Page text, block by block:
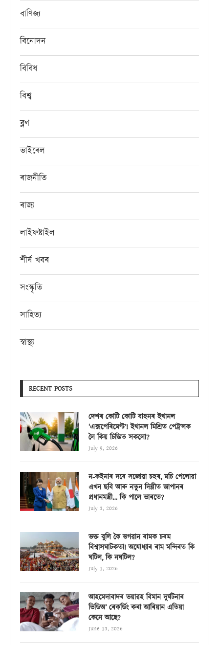
বাণিজ্য
বিনোদন
বিবিধ
বিশ্ব
ব্লগ
ভাইৰেল
ৰাজনীতি
ৰাজ্য
লাইফষ্টাইল
শীৰ্ষ খবৰ
সংস্কৃতি
সাহিত্য
স্বাস্থ্য
RECENT POSTS
দেশৰ কোটি কোটি বাহনৰ ইথানল
‘এক্সপেৰিমেণ্ট’! ইথানল মিশ্ৰিত পেট্ৰ’লক
লৈ কিয় চিন্তিত সকলো?
July 9, 2026
ন-কইনাৰ দৰে সজোৱা চহৰ, মচি পেলোৱা
এখন ছবি আৰু নতুন দিল্লীত জাপানৰ
প্ৰধানমন্ত্ৰী… কি পালে ভাৰতে?
July 3, 2026
ভক্ত বুলি কৈ ভগৱান ৰামক চৰম
বিশ্বাসঘাটকতা! অযোধ্যাৰ ৰাম মন্দিৰত কি
ঘটিল, কি নঘটিল?
July 1, 2026
আহমেদাবাদৰ ভয়াৱহ বিমান দুৰ্ঘটনাৰ
ভিডিঅ’ ৰেকৰ্ডিং কৰা আৰিয়ান এতিয়া
কেনে আছে?
June 13, 2026